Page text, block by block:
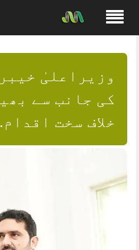
content
وزیراعلیٰ
کی جانب سے
خلاف سخت اقدام.